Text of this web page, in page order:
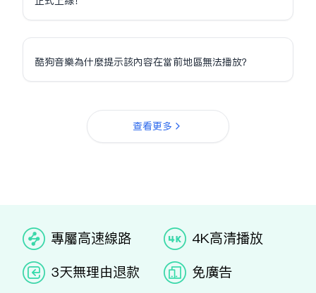
酷狗音樂為什麼提示該內容在當前地區無法播放？
查看更多
专属高速线路
4K高清播放
3天无理由退款
免广告